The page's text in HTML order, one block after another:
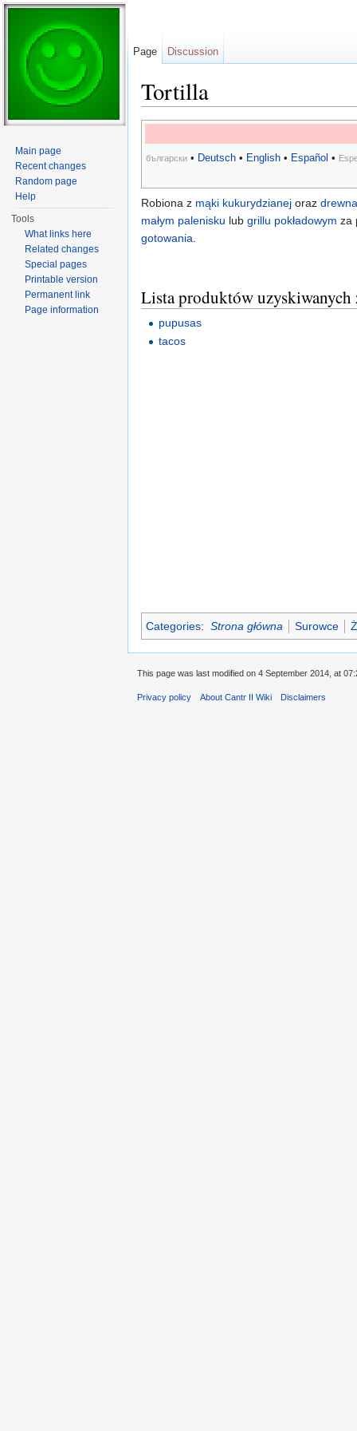
Tortilla
български • Deutsch • English • Español •
Robiona z mąki kukurydzianej oraz drewna
małym palenisku lub grillu pokładowym za
gotowania.
Lista produktów
pupusas
tacos
Categories: Strona główna Surowce
Page Discussion
Main page
Recent changes
Random page
Help
Tools
What links here
Related changes
Special pages
Printable version
Permanent link
Page information
This page was last modified on 4 September 2014, at
Privacy policy About Cantr II Wiki Disclaimers